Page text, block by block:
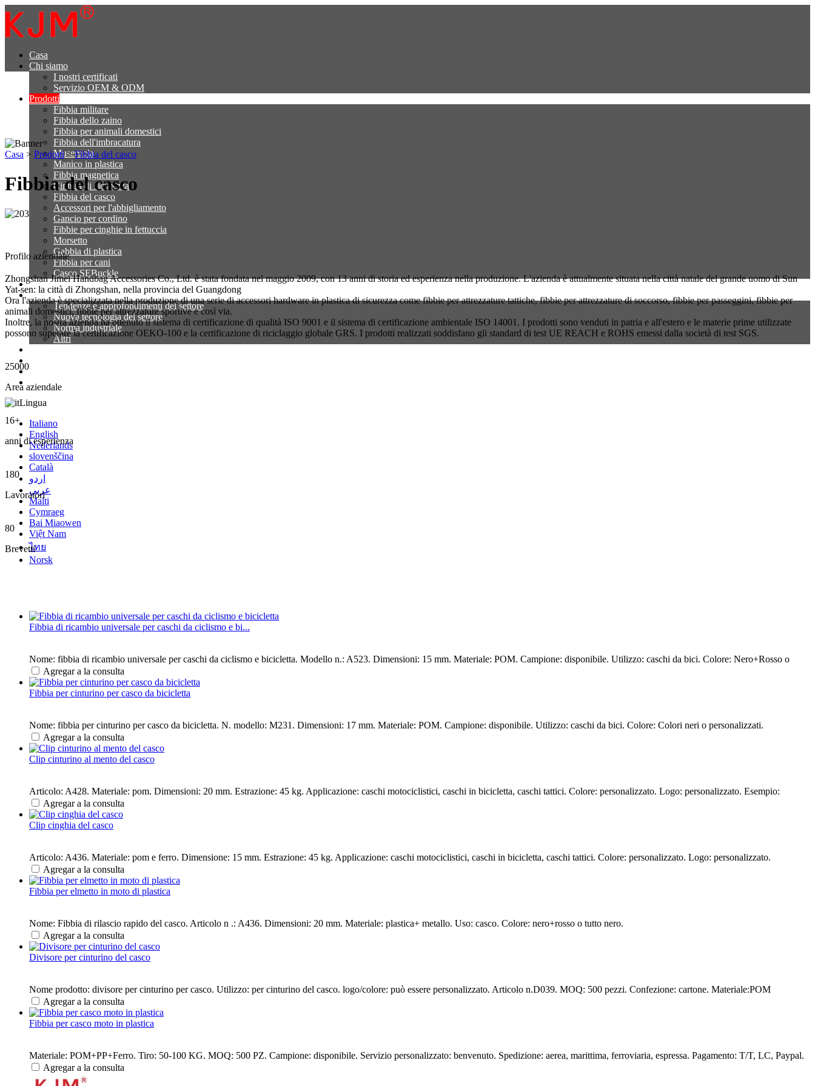
Casa
Chi siamo
I nostri certificati
Servizio OEM & ODM
Prodotti
Fibbia militare
Fibbia dello zaino
Fibbia per animali domestici
Fibbia dell'imbracatura
Museruola
Manico in plastica
Fibbia magnetica
Cintura di sicurezza
Fibbia del casco
Accessori per l'abbigliamento
Gancio per cordino
Fibbie per cinghie in fettuccia
Morsetto
Gabbia di plastica
Fibbia per cani
Casco SEBuckle
Notizia
Conoscenza
Tendenze e approfondimenti del settore
Nuova tecnologia del settore
Norma industriale
Altri
VR
Lingua
Italiano
English
Nederlands
slovenščina
Català
اردو
عربي
Malti
Cymraeg
Bai Miaowen
Việt Nam
ไทย
Norsk
Casa > Prodotti>Fibbia del casco
Fibbia del casco
Profilo aziendale
Zhongshan Jimei Handbag Accessories Co., Ltd. è stata fondata nel maggio 2009, con 13 anni di storia ed esperienza nella produzione. L'azienda è attualmente situata nella città natale del grande uomo di Sun
Yat-sen: la città di Zhongshan, nella provincia del Guangdong
Ora l'azienda è specializzata nella produzione di una serie di accessori hardware in plastica di sicurezza come fibbie per attrezzature tattiche, fibbie per attrezzature di soccorso, fibbie per passeggini, fibbie per
animali domestici, fibbie per attrezzature sportive e così via.
Inoltre, la nostra azienda ha ottenuto il sistema di certificazione di qualità ISO 9001 e il sistema di certificazione ambientale ISO 14001. I prodotti sono venduti in patria e all'estero e le materie prime utilizzate
possono superare la certificazione OEKO-100 e la certificazione di riciclaggio globale GRS. I prodotti realizzati soddisfano gli standard di test UE REACH e ROHS emessi dalla società di test SGS.
25000
Area aziendale
16+
anni di esperienza
180
Lavoratori
80
Brevetti
Fibbia di ricambio universale per caschi da ciclismo e bi...
Nome: fibbia di ricambio universale per caschi da ciclismo e bicicletta. Modello n.: A523. Dimensioni: 15 mm. Materiale: POM. Campione: disponibile. Utilizzo: caschi da bici. Colore: Nero+Rosso o
Agregar a la consulta
Fibbia per cinturino per casco da bicicletta
Nome: fibbia per cinturino per casco da bicicletta. N. modello: M231. Dimensioni: 17 mm. Materiale: POM. Campione: disponibile. Utilizzo: caschi da bici. Colore: Colori neri o personalizzati.
Agregar a la consulta
Clip cinturino al mento del casco
Articolo: A428. Materiale: pom. Dimensioni: 20 mm. Estrazione: 45 kg. Applicazione: caschi motociclistici, caschi in bicicletta, caschi tattici. Colore: personalizzato. Logo: personalizzato. Esempio:
Agregar a la consulta
Clip cinghia del casco
Articolo: A436. Materiale: pom e ferro. Dimensione: 15 mm. Estrazione: 45 kg. Applicazione: caschi motociclistici, caschi in bicicletta, caschi tattici. Colore: personalizzato. Logo: personalizzato.
Agregar a la consulta
Fibbia per elmetto in moto di plastica
Nome: Fibbia di rilascio rapido del casco. Articolo n .: A436. Dimensioni: 20 mm. Materiale: plastica+ metallo. Uso: casco. Colore: nero+rosso o tutto nero.
Agregar a la consulta
Divisore per cinturino del casco
Nome prodotto: divisore per cinturino per casco. Utilizzo: per cinturino del casco. logo/colore: può essere personalizzato. Articolo n.D039. MOQ: 500 pezzi. Confezione: cartone. Materiale:POM
Agregar a la consulta
Fibbia per casco moto in plastica
Materiale: POM+PP+Ferro. Tiro: 50-100 KG. MOQ: 500 PZ. Campione: disponibile. Servizio personalizzato: benvenuto. Spedizione: aerea, marittima, ferroviaria, espressa. Pagamento: T/T, LC, Paypal.
Agregar a la consulta